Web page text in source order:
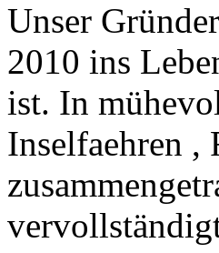
Unser
2010 ins
ist. In
Inselfaehren ,